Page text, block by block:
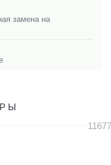
замена на